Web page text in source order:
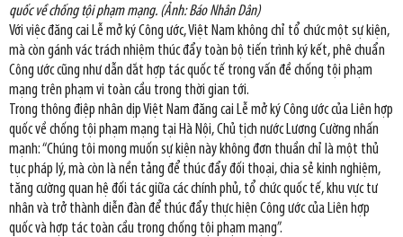
quốc về chống tội phạm mạng. (Ảnh: Báo Nhân Dân)
Với việc đăng cai Lễ mở ký Công ước, Việt Nam không chỉ tổ chức một sự kiện,
mà còn gánh vác trách nhiệm thúc đẩy toàn bộ tiến trình ký kết, phê chuẩn
Công ước cũng như dẫn dắt hợp tác quốc tế trong vấn đề chống tội phạm
mạng trên phạm vi toàn cầu trong thời gian tới.
Trong thông điệp nhân dịp Việt Nam đăng cai Lễ mở ký Công ước của Liên hợp
quốc về chống tội phạm mạng tại Hà Nội, Chủ tịch nước Lương Cường nhấn
mạnh: “Chúng tôi mong muốn sự kiện này không đơn thuần chỉ là một thủ
tục pháp lý, mà còn là nền tảng để thúc đẩy đối thoại, chia sẻ kinh nghiệm,
tăng cường quan hệ đối tác giữa các chính phủ, tổ chức quốc tế, khu vực tư
nhân và trở thành diễn đàn để thúc đẩy thực hiện Công ước của Liên hợp
quốc và hợp tác toàn cầu trong chống tội phạm mạng”.